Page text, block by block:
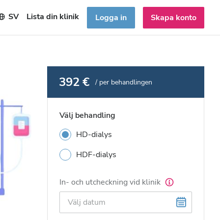
SV Lista din klinik Logga in Skapa konto
392 € / per behandlingen
Välj behandling
HD-dialys
HDF-dialys
In- och utcheckning vid klinik